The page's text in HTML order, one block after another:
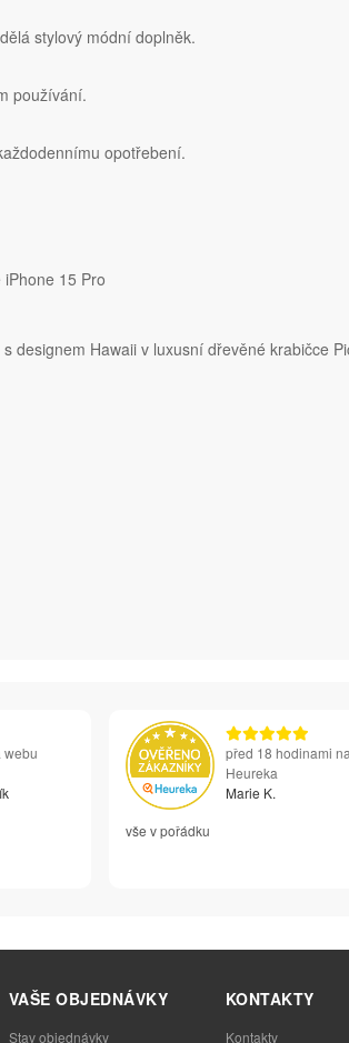
stylový módní doplněk.
používání.
opotřebení.
15 Pro
designem Hawaii v luxusní dřevěné krabičce
webu
před 18 hodinami
Heureka
Marie K.
vše v pořádku
VAŠE OBJEDNÁVKY
Stav objednávky
KONTAKTY
Kontakty